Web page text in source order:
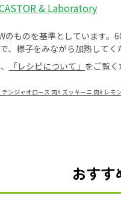
& Laboratory
ものを基準としています。
、様子をみながら加熱してく
「レシピについて」 をご覧く
チンジャオロース 肉# ズッキーニ 肉# レモ
おすす